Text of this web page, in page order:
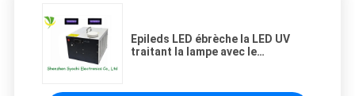
Epileds LED ébrèche la LED UV
traitant la lampe avec le